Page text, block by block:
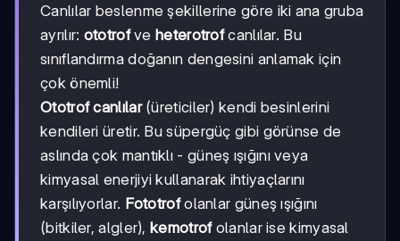
Canlılar beslenme şekillerine göre iki ana gruba
ayrılır: ototrofveheterotrofcanlılar. Bu
sınıflandırma doğanın dengesini anlamak için
çok önemli!
Ototrof canlılar(üreticiler) kendi besinlerini
kendileri üretir. Bu süpergüç gibi görünse de
aslında çok mantıklı - güneş ışığını veya
kimyasal enerjiyi kullanarak ihtiyaçlarını
karşılıyorlar. Fototrofolanlar güneş ışığını
(bitkiler, algler),kemotrofolanlar ise kimyasal